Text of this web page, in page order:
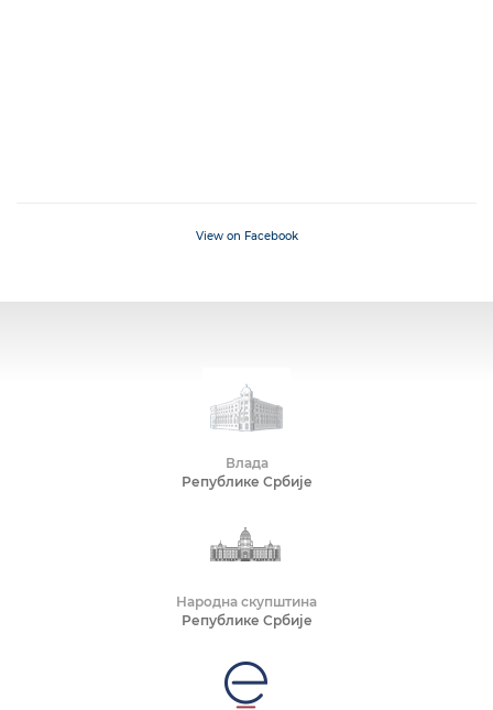
View on Facebook
Влада
Републике Србије
Народна скупштина
Републике Србије